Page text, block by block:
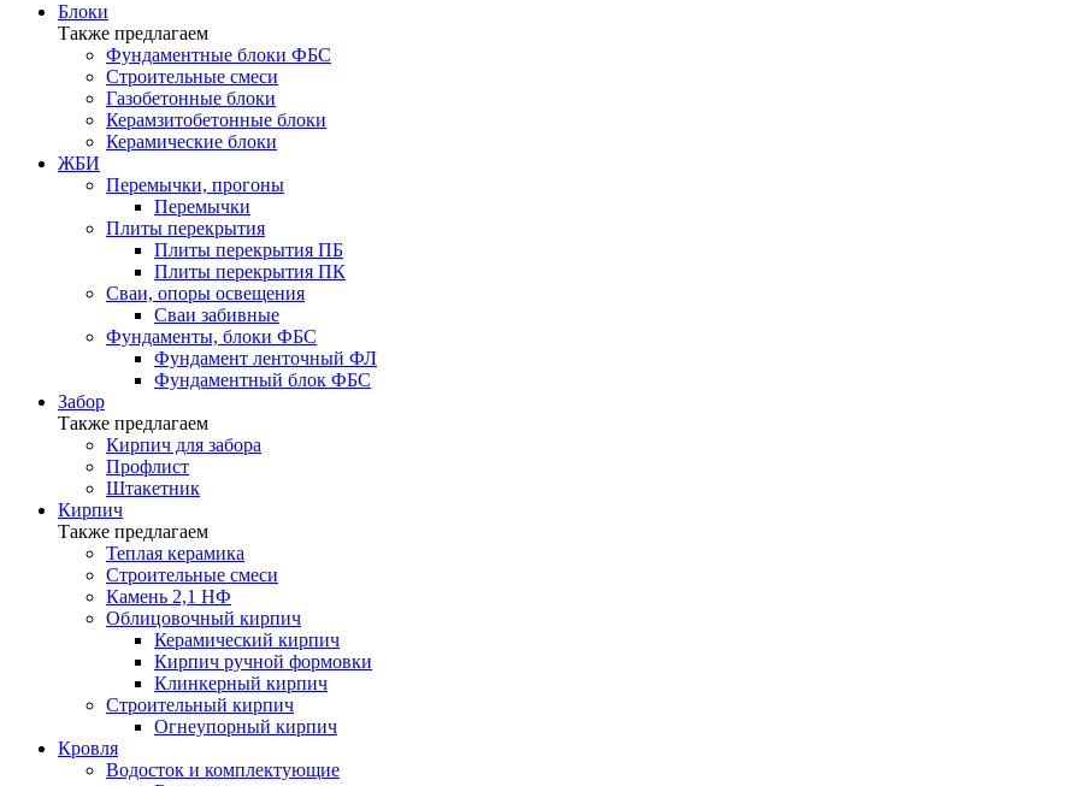
Блоки
Также предлагаем
Фундаментные блоки ФБС
Строительные смеси
Газобетонные блоки
Керамзитобетонные блоки
Керамические блоки
ЖБИ
Перемычки, прогоны
Перемычки
Плиты перекрытия
Плиты перекрытия ПБ
Плиты перекрытия ПК
Сваи, опоры освещения
Сваи забивные
Фундаменты, блоки ФБС
Фундамент ленточный ФЛ
Фундаментный блок ФБС
Забор
Также предлагаем
Кирпич для забора
Профлист
Штакетник
Кирпич
Также предлагаем
Теплая керамика
Строительные смеси
Камень 2,1 НФ
Облицовочный кирпич
Керамический кирпич
Кирпич ручной формовки
Клинкерный кирпич
Строительный кирпич
Огнеупорный кирпич
Кровля
Водосток и комплектующие